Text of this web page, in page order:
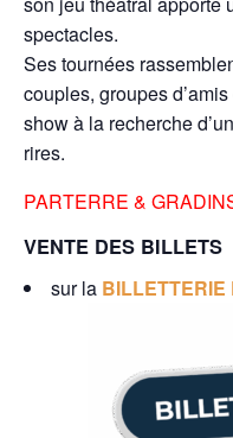
spectacles.
Ses tournées
couples, groupes
show à la recherche
rires.
PARTERRE &
VENTE DES BILLETS
sur la BILLETTERIE